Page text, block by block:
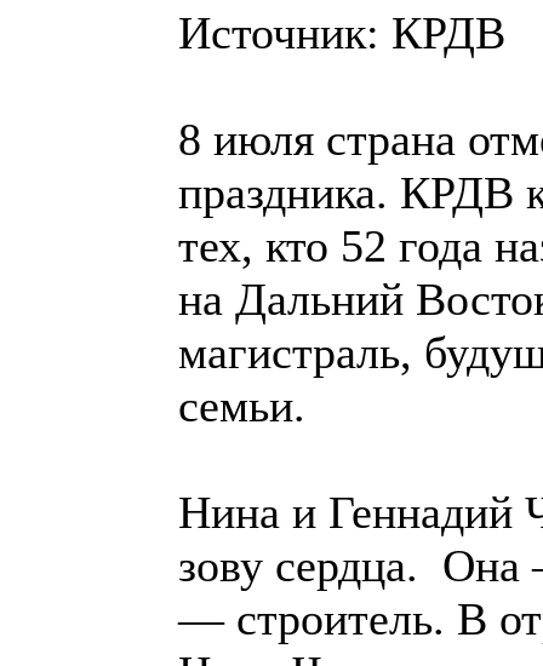
Источник: КРДВ
8 июля страна
праздника. КРДВ
тех, кто 52 года
на Дальний
магистраль,
семьи.
Нина и Геннадий
зову сердца. Она
— строитель. В